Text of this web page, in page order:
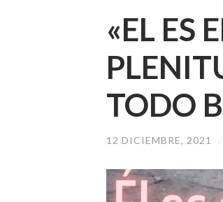
«EL ES
TODO
12 DICIEMBRE, 2021 /